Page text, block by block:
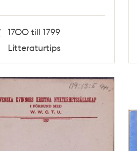
1700 till 1799
Litteraturtips